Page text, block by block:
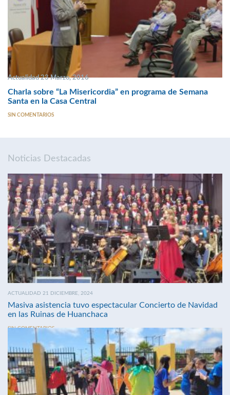
Actualidad 23 Marzo, 2016
Charla sobre “La Misericordia” en programa de Semana
Santa en la Casa Central
SIN COMENTARIOS
Noticias Destacadas
ACTUALIDAD 21 DICIEMBRE, 2024
Masiva asistencia tuvo espectacular Concierto de Navidad
en las Ruinas de Huanchaca
SIN COMENTARIOS